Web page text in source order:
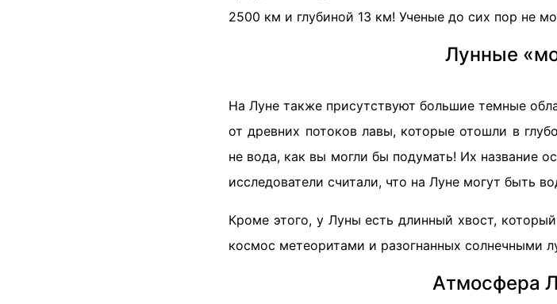
2500 км и глубиной 13 км! Ученые до сих пор не
Лунные
На Луне также присутствуют большие темные
от древних потоков лавы, которые отошли в
не вода, как вы могли бы подумать! Их название
исследователи считали, что на Луне могут быть
Кроме этого, у Луны есть длинный хвост,
космос метеоритами и разогнанных солнечными
Атмосфера